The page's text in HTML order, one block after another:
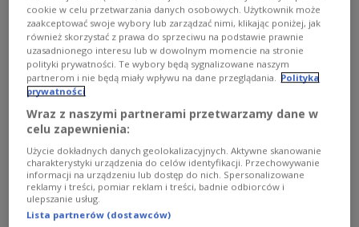
Prawo i Sprawiedliwość Jarosław Kaczyński
Podlasie
wybory do Parlamentu Europejskiego
PiS stracił sejmik podlaski. Kaczyński: to
cookie w celu przetwarzania danych osobowych. Użytkownik może
zaakceptować swoje wybory lub zarządzać nimi, klikając poniżej, jak
również skorzystać z prawa do sprzeciwu na podstawie prawnie
uzasadnionego interesu lub w dowolnym momencie na stronie
polityki prywatności. Te wybory będą sygnalizowane naszym
partnerom i nie będą miały wpływu na dane przeglądania. Polityka
prywatności
Wraz z naszymi partnerami przetwarzamy dane w
celu zapewnienia:
Użycie dokładnych danych geolokalizacyjnych. Aktywne skanowanie
charakterystyki urządzenia do celów identyfikacji. Przechowywanie
informacji na urządzeniu lub dostęp do nich. Spersonalizowane
reklamy i treści, pomiar reklam i treści, badnie odbiorców i
ulepszanie usług.
Lista partnerów (dostawców)